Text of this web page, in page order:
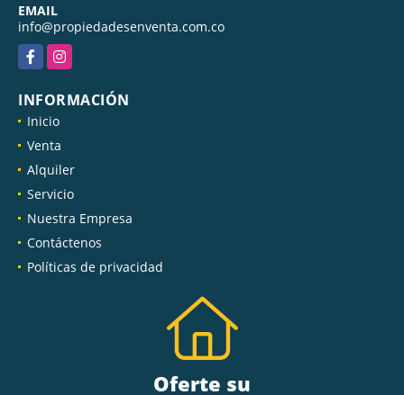
EMAIL
info@propiedadesenventa.com.co
FacebookInstagram
INFORMACIÓN
Inicio
Venta
Alquiler
Servicio
Nuestra Empresa
Contáctenos
Políticas de privacidad
Oferte su